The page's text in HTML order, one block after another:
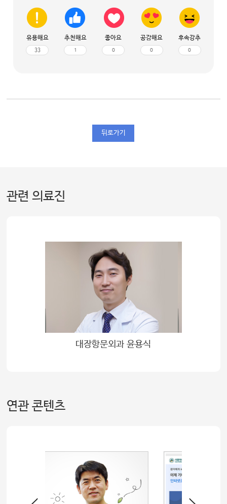
유용해요
33
추천해요
1
좋아요
0
공감해요
0
후속강추
0
뒤로가기
관련 의료진
대장항문외과 윤용식
연관 콘텐츠